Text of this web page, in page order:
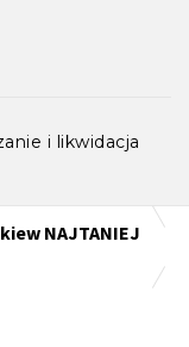
i likwidacja
NAJTANIEJ